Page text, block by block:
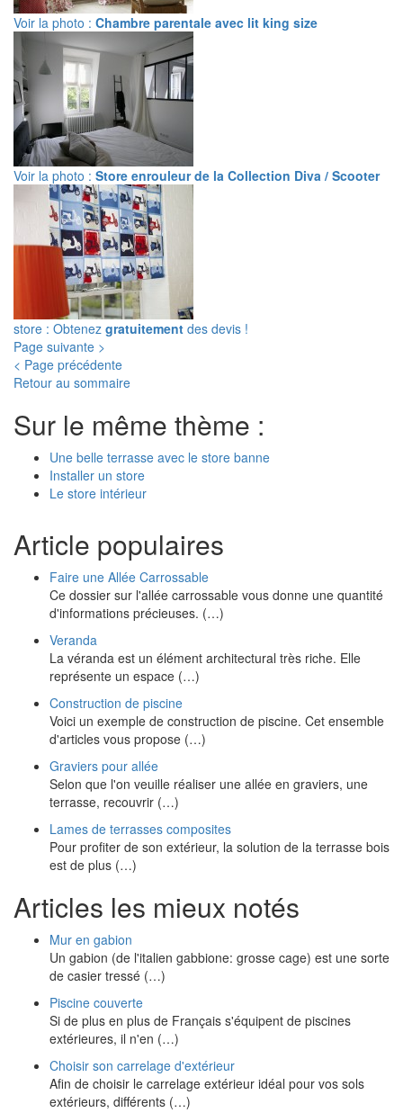
Voir la photo : Chambre parentale avec lit king size
Voir la photo : Store enrouleur de la Collection Diva / Scooter
store : Obtenez gratuitement des devis !
Page suivante >
< Page précédente
Retour au sommaire
Sur le même thème :
Une belle terrasse avec le store banne
Installer un store
Le store intérieur
Article populaires
Faire une Allée Carrossable
Ce dossier sur l'allée carrossable vous donne une quantité
d'informations précieuses. (…)
Veranda
La véranda est un élément architectural très riche. Elle
représente un espace (…)
Construction de piscine
Voici un exemple de construction de piscine. Cet ensemble
d'articles vous propose (…)
Graviers pour allée
Selon que l'on veuille réaliser une allée en graviers, une
terrasse, recouvrir (…)
Lames de terrasses composites
Pour profiter de son extérieur, la solution de la terrasse bois
est de plus (…)
Articles les mieux notés
Mur en gabion
Un gabion (de l'italien gabbione: grosse cage) est une sorte
de casier tressé (…)
Piscine couverte
Si de plus en plus de Français s'équipent de piscines
extérieures, il n'en (…)
Choisir son carrelage d'extérieur
Afin de choisir le carrelage extérieur idéal pour vos sols
extérieurs, différents (…)